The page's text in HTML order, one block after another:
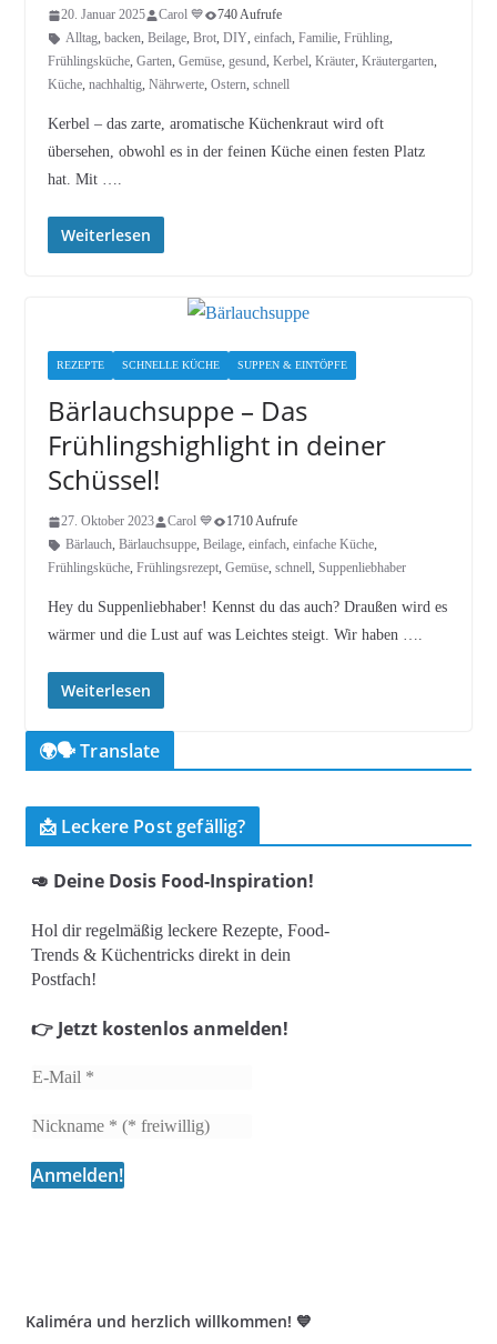
20. Januar 2025 Carol 💙
740 Aufrufe
Alltag, backen, Beilage, Brot, DIY, einfach, Familie, Frühling,
Frühlingsküche, Garten, Gemüse, gesund, Kerbel, Kräuter, Kräutergarten,
Küche, nachhaltig, Nährwerte, Ostern, schnell
Kerbel – das zarte, aromatische Küchenkraut wird oft
übersehen, obwohl es in der feinen Küche einen festen Platz
hat. Mit ….
Weiterlesen
REZEPTE SCHNELLE KÜCHE SUPPEN & EINTÖPFE
Bärlauchsuppe – Das
Frühlingshighlight in deiner
Schüssel!
27. Oktober 2023 Carol 💙
1710 Aufrufe
Bärlauch, Bärlauchsuppe, Beilage, einfach, einfache Küche,
Frühlingsküche, Frühlingsrezept, Gemüse, schnell, Suppenliebhaber
Hey du Suppenliebhaber! Kennst du das auch? Draußen wird es
wärmer und die Lust auf was Leichtes steigt. Wir haben ….
Weiterlesen
🌍🗣️ Translate
📩 Leckere Post gefällig?
🥑 Deine Dosis Food-Inspiration!
Hol dir regelmäßig leckere Rezepte, Food-
Trends & Küchentricks direkt in dein
Postfach!
👉 Jetzt kostenlos anmelden!
Kaliméra und herzlich willkommen! 💙